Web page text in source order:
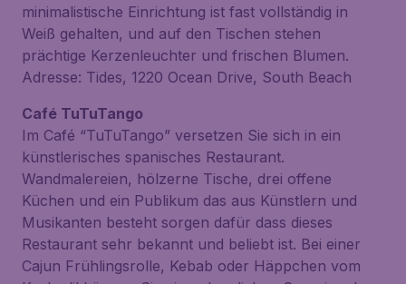
minimalistische Einrichtung ist fast vollständig in
Weiß gehalten, und auf den Tischen stehen
prächtige Kerzenleuchter und frischen Blumen.
Adresse: Tides, 1220 Ocean Drive, South Beach
Café TuTuTango
Im Café “TuTuTango” versetzen Sie sich in ein
künstlerisches spanisches Restaurant.
Wandmalereien, hölzerne Tische, drei offene
Küchen und ein Publikum das aus Künstlern und
Musikanten besteht sorgen dafür dass dieses
Restaurant sehr bekannt und beliebt ist. Bei einer
Cajun Frühlingsrolle, Kebab oder Häppchen vom